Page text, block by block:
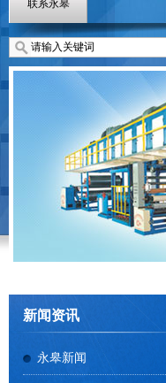
联系永皋
新闻资讯
永皋新闻